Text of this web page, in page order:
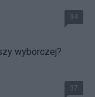
34
wyborczej?
37